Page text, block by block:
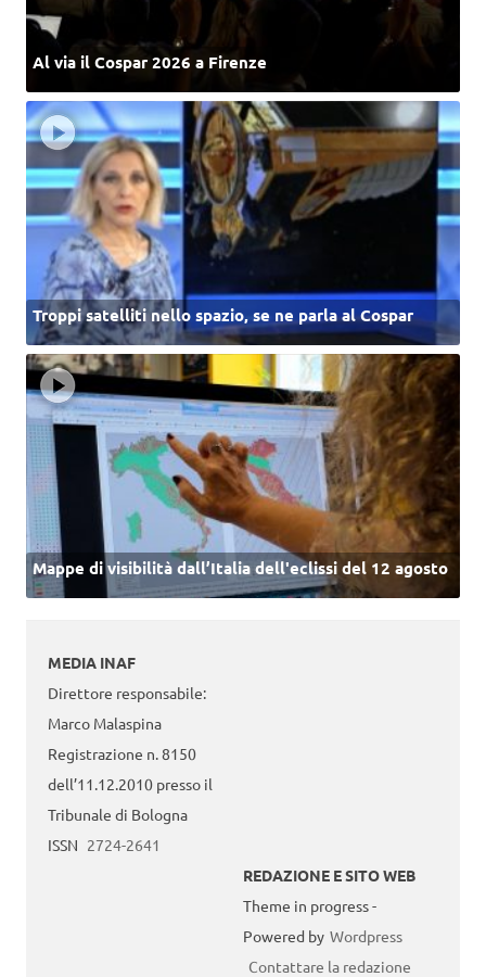
Al via il Cospar 2026 a Firenze
Troppi satelliti nello spazio, se ne parla al Cospar
Mappe di visibilità dall’Italia dell'eclissi del 12 agosto
MEDIA INAF
Direttore responsabile:
Marco Malaspina
Registrazione n. 8150
dell’11.12.2010 presso il
Tribunale di Bologna
ISSN 2724-2641
REDAZIONE E SITO WEB
Theme in progress -
Powered by Wordpress
Contattare la redazione